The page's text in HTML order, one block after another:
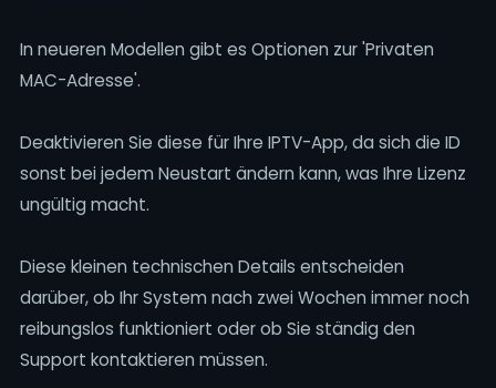
In neueren Modellen gibt es Optionen zur 'Privaten
MAC-Adresse'.
Deaktivieren Sie diese für Ihre IPTV-App, da sich die ID
sonst bei jedem Neustart ändern kann, was Ihre Lizenz
ungültig macht.
Diese kleinen technischen Details entscheiden
darüber, ob Ihr System nach zwei Wochen immer noch
reibungslos funktioniert oder ob Sie ständig den
Support kontaktieren müssen.